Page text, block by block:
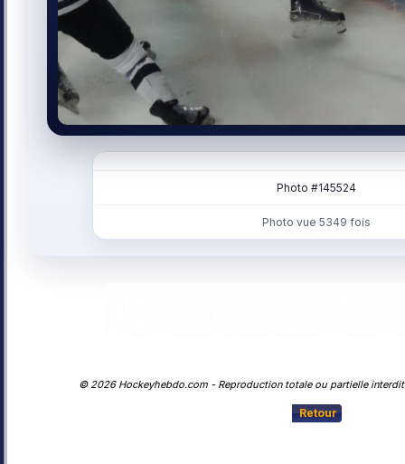
Photo #145524
Photo vue 5349 fois
© 2026 Hockeyhebdo.com - Reproduction totale ou partielle
Retour